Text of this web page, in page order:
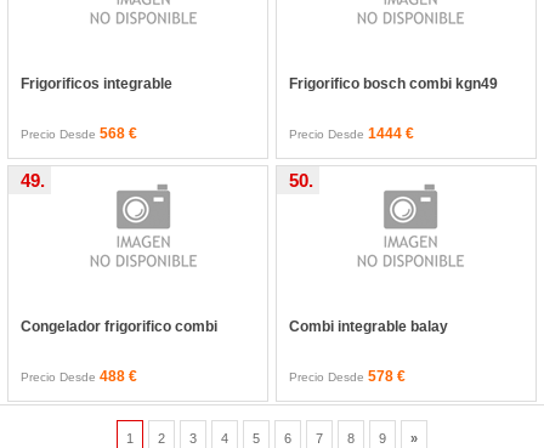
Frigorificos integrable
Precio Desde568 €
Frigorifico bosch combi kgn49
Precio Desde 1444 €
Congelador frigorifico combi
49.
Precio Desde488 €
Combi integrable balay
50.
Precio Desde 578 €
1 2 3 4 5 6 7 8 9 »